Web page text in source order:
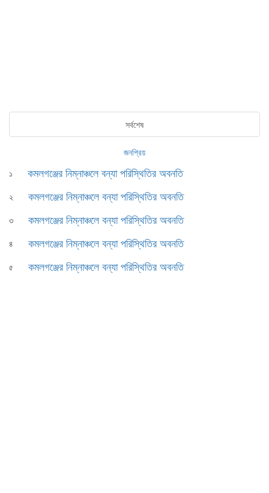
সর্বশেষ
জনপ্রিয়
১
কমলগঞ্জের নিম্নাঞ্চলে বন্যা পরিস্থিতির অবনতি
২ কমলগঞ্জের নিম্নাঞ্চলে বন্যা পরিস্থিতির অবনতি
৩ কমলগঞ্জের নিম্নাঞ্চলে বন্যা পরিস্থিতির অবনতি
৪ কমলগঞ্জের নিম্নাঞ্চলে বন্যা পরিস্থিতির অবনতি
৫ কমলগঞ্জের নিম্নাঞ্চলে বন্যা পরিস্থিতির অবনতি